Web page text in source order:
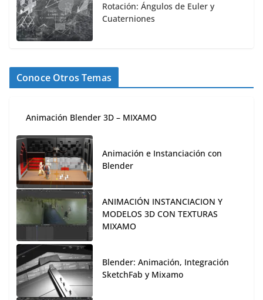
Rotación: Ángulos de Euler y
Cuaterniones
Conoce Otros Temas
Animación Blender 3D – MIXAMO
Animación e Instanciación con
Blender
ANIMACIÓN INSTANCIACION Y
MODELOS 3D CON TEXTURAS
MIXAMO
Blender: Animación, Integración
SketchFab y Mixamo